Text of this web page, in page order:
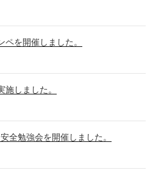
を開催しました。
しました。
全勉強会を開催しました。